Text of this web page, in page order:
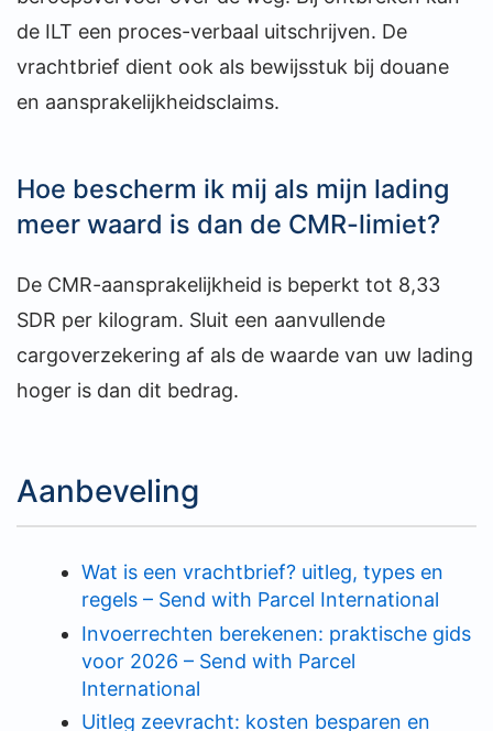
de ILT een proces-verbaal uitschrijven. De
vrachtbrief dient ook als bewijsstuk bij douane
en aansprakelijkheidsclaims.
Hoe bescherm ik mij als mijn lading
meer waard is dan de CMR-limiet?
De CMR-aansprakelijkheid is beperkt tot 8,33
SDR per kilogram. Sluit een aanvullende
cargoverzekering af als de waarde van uw lading
hoger is dan dit bedrag.
Aanbeveling
Wat is een vrachtbrief? uitleg, types en
regels – Send with Parcel International
Invoerrechten berekenen: praktische gids
voor 2026 – Send with Parcel
International
Uitleg zeevracht: kosten besparen en